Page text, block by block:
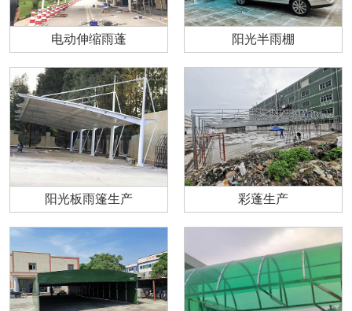
电动伸缩雨蓬 阳光半雨棚
阳光板雨篷生产 彩蓬生产